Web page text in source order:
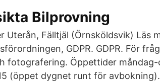
Bilprovning
Uterån, Fälltjäl (Örnsköldsvik) Läs
GDPR. GDPR. För
fotografering. Öppettider måndag-
(öppet dygnet runt för